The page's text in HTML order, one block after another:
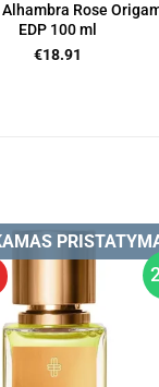
Rose
EDP 100 ml
€18.91